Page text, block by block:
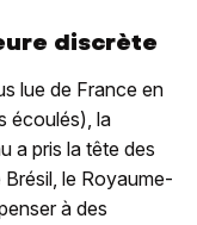
discrète
lue de France en
écoulés), la
a pris la tête des
le Royaume-
à des